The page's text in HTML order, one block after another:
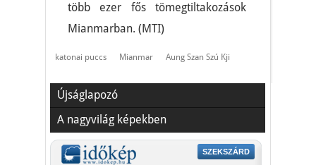
több ezer fős tömegtiltakozások
Mianmarban. (MTI)
katonai puccs Mianmar Aung Szan Szú Kji
Újságlapozó
A nagyvilág képekben